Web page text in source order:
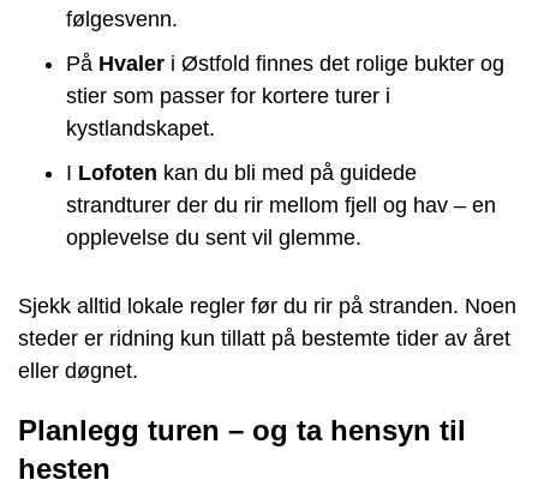
følgesvenn.
På Hvaler i Østfold finnes det rolige bukter og
stier som passer for kortere turer i
kystlandskapet.
I Lofoten kan du bli med på guidede
strandturer der du rir mellom fjell og hav – en
opplevelse du sent vil glemme.
Sjekk alltid lokale regler før du rir på stranden. Noen
steder er ridning kun tillatt på bestemte tider av året
eller døgnet.
Planlegg turen – og ta hensyn til
hesten